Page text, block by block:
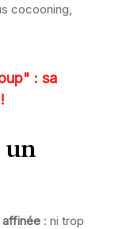
cocooning,
: sa
un
affinée : ni trop